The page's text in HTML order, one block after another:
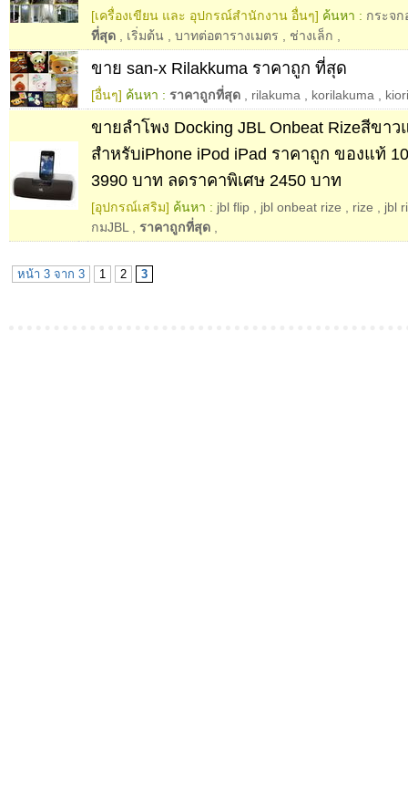
[เครื่องเขียน และ อุปกรณ์สำนักงาน อื่นๆ] ค้นหา : กระจก
ที่สุด
เริ่มต้น บาทต่อตารางเมตร ช่างเล็ก
ขาย san-x Rilakkuma ราคาถูก ที่สุด
[อื่นๆ] ค้นหา : ราคาถูกที่สุด rilakuma korilakuma
ขายลำโพง Docking JBL Onbeat Rizeสีขา
สำหรับiPhone iPod iPad ราคาถูก ของแท้
3990 บาท ลดราคาพิเศษ 2450 บาท
[อุปกรณ์เสริม] ค้นหา : jbl flip jbl onbeat rize rize
jbl
กมJBL
ราคาถูกที่สุด
หน้า 3 จาก 3 1 2 3